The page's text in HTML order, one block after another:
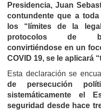
Presidencia, Juan
contundente que a
los “límites de la
protocolos de
convirtiéndose en un
COVID 19, se le aplicará
Esta declaración se
de persecución
sistemáticamente el
seguridad desde hace